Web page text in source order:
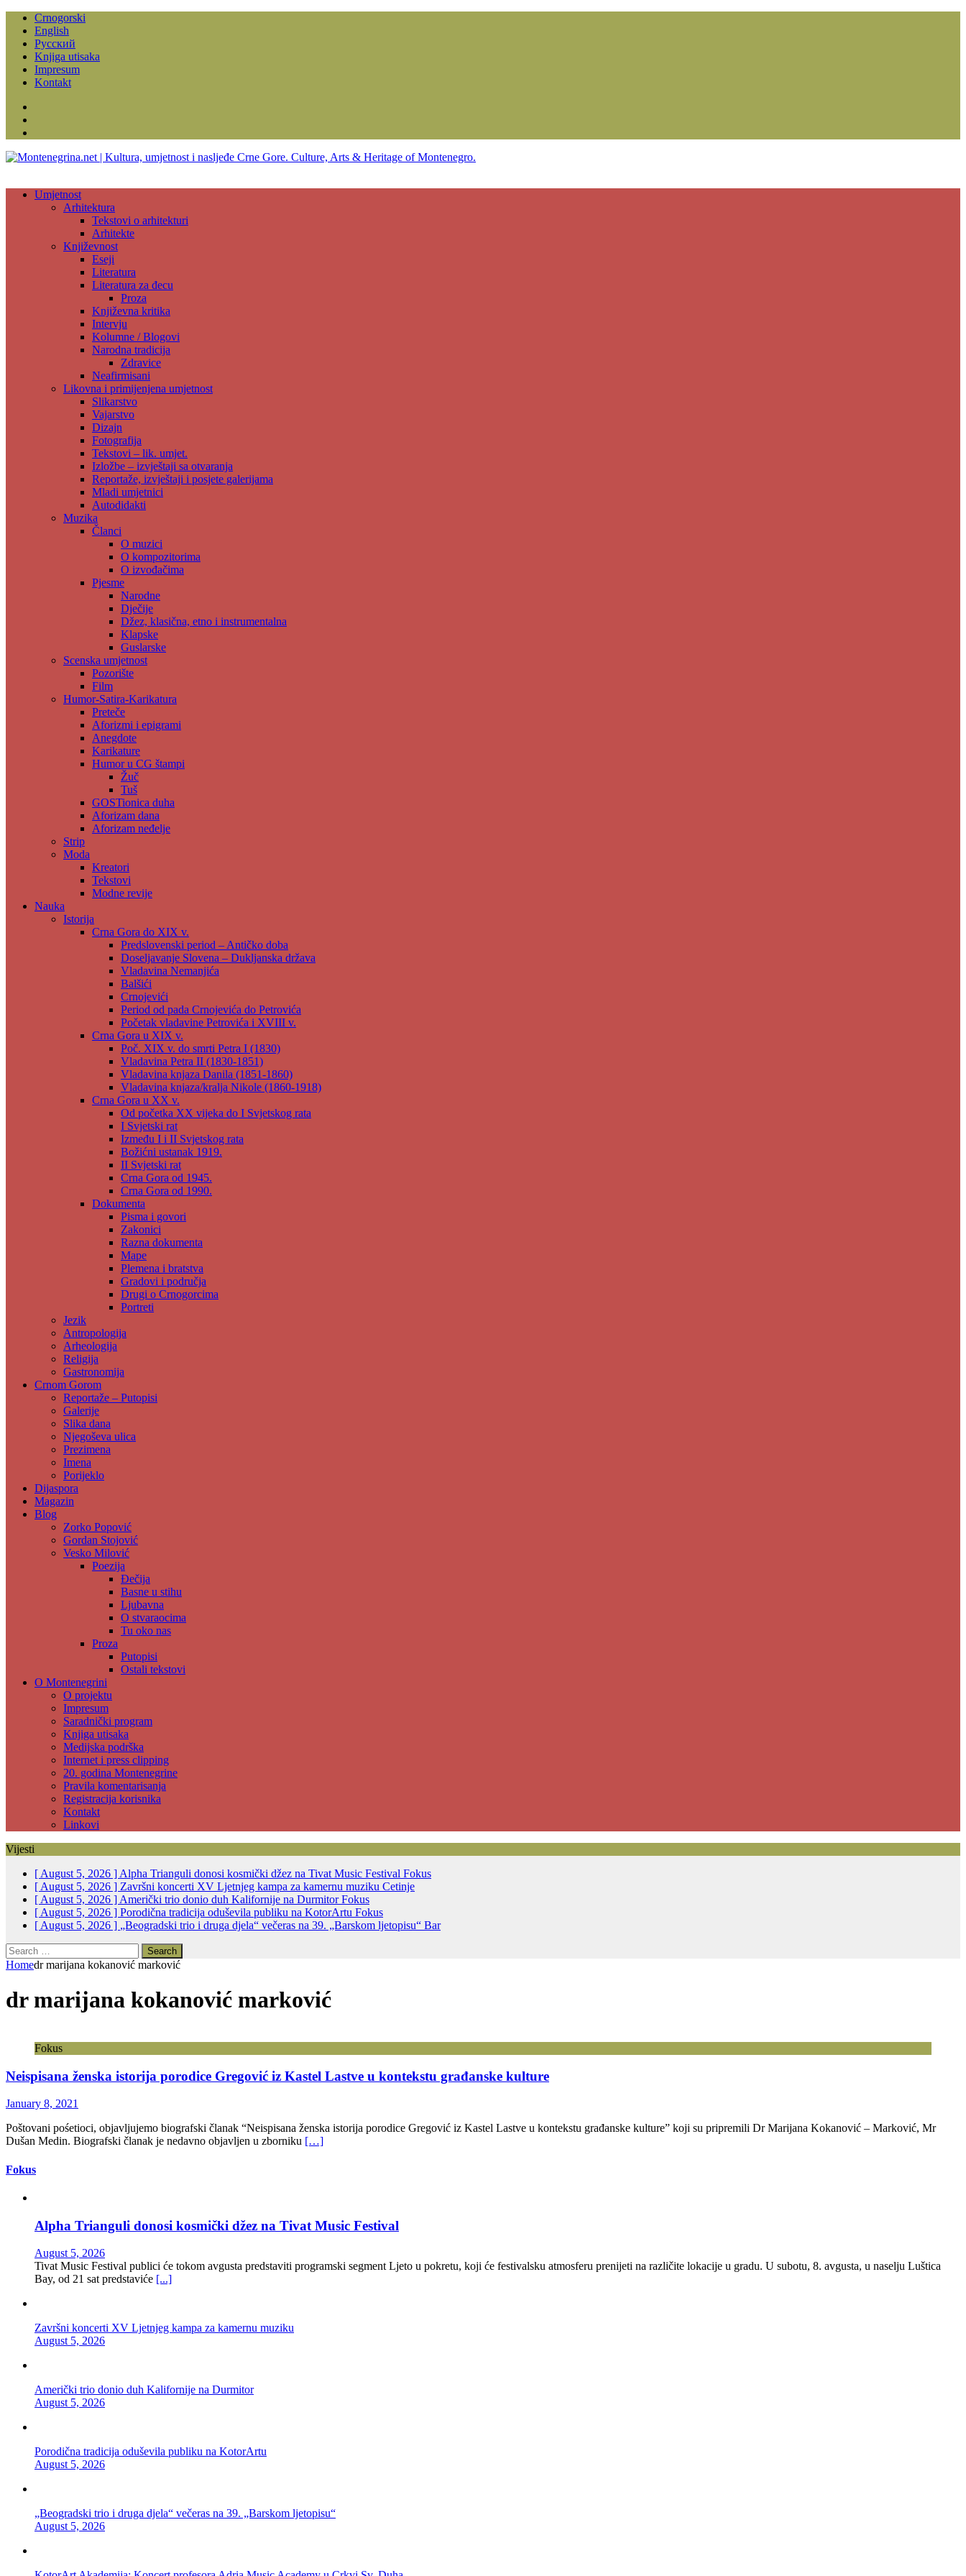
Crnogorski
English
Русский
Knjiga utisaka
Impresum
Kontakt
Umjetnost
Arhitektura
Tekstovi o arhitekturi
Arhitekte
Književnost
Eseji
Literatura
Literatura za đecu
Proza
Književna kritika
Intervju
Kolumne / Blogovi
Narodna tradicija
Zdravice
Neafirmisani
Likovna i primijenjena umjetnost
Slikarstvo
Vajarstvo
Dizajn
Fotografija
Tekstovi – lik. umjet.
Izložbe – izvještaji sa otvaranja
Reportaže, izvještaji i posjete galerijama
Mladi umjetnici
Autodidakti
Muzika
Članci
O muzici
O kompozitorima
O izvođačima
Pjesme
Narodne
Dječije
Džez, klasična, etno i instrumentalna
Klapske
Guslarske
Scenska umjetnost
Pozorište
Film
Humor-Satira-Karikatura
Preteče
Aforizmi i epigrami
Anegdote
Karikature
Humor u CG štampi
Žuč
Tuš
GOSTionica duha
Aforizam dana
Aforizam neđelje
Strip
Moda
Kreatori
Tekstovi
Modne revije
Nauka
Istorija
Crna Gora do XIX v.
Predslovenski period – Antičko doba
Doseljavanje Slovena – Dukljanska država
Vladavina Nemanjića
Balšići
Crnojevići
Period od pada Crnojevića do Petrovića
Početak vladavine Petrovića i XVIII v.
Crna Gora u XIX v.
Poč. XIX v. do smrti Petra I (1830)
Vladavina Petra II (1830-1851)
Vladavina knjaza Danila (1851-1860)
Vladavina knjaza/kralja Nikole (1860-1918)
Crna Gora u XX v.
Od početka XX vijeka do I Svjetskog rata
I Svjetski rat
Između I i II Svjetskog rata
Božićni ustanak 1919.
II Svjetski rat
Crna Gora od 1945.
Crna Gora od 1990.
Dokumenta
Pisma i govori
Zakonici
Razna dokumenta
Mape
Plemena i bratstva
Gradovi i područja
Drugi o Crnogorcima
Portreti
Jezik
Antropologija
Arheologija
Religija
Gastronomija
Crnom Gorom
Reportaže – Putopisi
Galerije
Slika dana
Njegoševa ulica
Prezimena
Imena
Porijeklo
Dijaspora
Magazin
Blog
Zorko Popović
Gordan Stojović
Vesko Milović
Poezija
Đečija
Basne u stihu
Ljubavna
O stvaraocima
Tu oko nas
Proza
Putopisi
Ostali tekstovi
O Montenegrini
O projektu
Impresum
Saradnički program
Knjiga utisaka
Medijska podrška
Internet i press clipping
20. godina Montenegrine
Pravila komentarisanja
Registracija korisnika
Kontakt
Linkovi
Vijesti
[ August 5, 2026 ] Alpha Trianguli donosi kosmički džez na Tivat Music Festival Fokus
[ August 5, 2026 ] Završni koncerti XV Ljetnjeg kampa za kamernu muziku Cetinje
[ August 5, 2026 ] Američki trio donio duh Kalifornije na DurmitorFokus
[ August 5, 2026 ] Porodična tradicija oduševila publiku na KotorArtu Fokus
[ August 5, 2026 ] „Beogradski trio i druga djela“ večeras na 39. „Barskom ljetopisu“ Bar
Search
for:
Homedr marijana kokanović marković
dr marijana kokanović marković
Fokus
Neispisana ženska istorija porodice Gregović iz Kastel Lastve u kontekstu građanske kulture
January 8, 2021
Poštovani pośetioci, objavljujemo biografski članak “Neispisana ženska istorija porodice Gregović iz Kastel Lastve u kontekstu građanske kulture” koji su pripremili Dr Marijana Kokanović – Marković, Mr
Dušan Medin. Biografski članak je nedavno objavljen u zborniku […]
Fokus
Alpha Trianguli donosi kosmički džez na Tivat Music Festival
August 5, 2026
Tivat Music Festival publici će tokom avgusta predstaviti programski segment Ljeto u pokretu, koji će festivalsku atmosferu prenijeti na različite lokacije u gradu. U subotu, 8. avgusta, u naselju Luštica
Bay, od 21 sat predstaviće [...]
Završni koncerti XV Ljetnjeg kampa za kamernu muziku
August 5, 2026
Američki trio donio duh Kalifornije na Durmitor
August 5, 2026
Porodična tradicija oduševila publiku na KotorArtu
August 5, 2026
„Beogradski trio i druga djela“ večeras na 39. „Barskom ljetopisu“
August 5, 2026